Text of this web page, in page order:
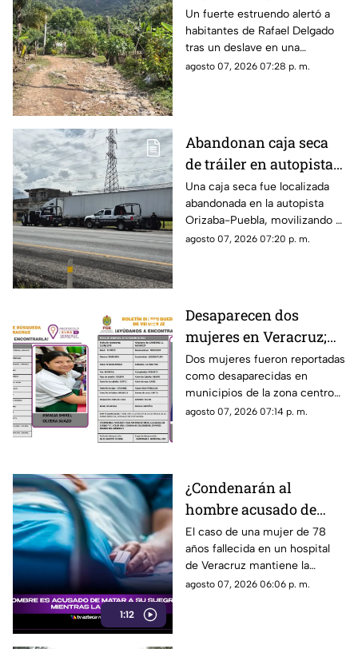
estruendo y preocupa a
familias; ¿hay heridos?
Un fuerte estruendo alertó a
habitantes de Rafael Delgado
tras un deslave en una
montaña, mientras familias
agosto 07, 2026 07:28 p. m.
Abandonan caja seca
de tráiler en autopista
de Veracruz; esto
sabemos
Una caja seca fue localizada
abandonada en la autopista
Orizaba-Puebla, movilizando a
corporaciones de seguridad
agosto 07, 2026 07:20 p. m.
Desaparecen dos
mujeres en Veracruz;
una de ellas es menor
de 12 años
Dos mujeres fueron reportadas
como desaparecidas en
municipios de la zona centro
de Veracruz, mientras
agosto 07, 2026 07:14 p. m.
1:12
¿Condenarán al
hombre acusado de
MATAR a su suegra
mientras la cuidaba en
un hospital de
Veracruz? Esto se sabe
El caso de una mujer de 78
años fallecida en un hospital
de Veracruz mantiene la
atención, mientras se analiza
agosto 07, 2026 06:06 p. m.